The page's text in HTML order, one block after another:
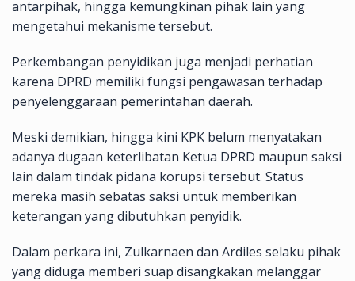
antarpihak, hingga kemungkinan pihak lain yang
mengetahui mekanisme tersebut.
Perkembangan penyidikan juga menjadi perhatian
karena DPRD memiliki fungsi pengawasan terhadap
penyelenggaraan pemerintahan daerah.
Meski demikian, hingga kini KPK belum menyatakan
adanya dugaan keterlibatan Ketua DPRD maupun saksi
lain dalam tindak pidana korupsi tersebut. Status
mereka masih sebatas saksi untuk memberikan
keterangan yang dibutuhkan penyidik.
Dalam perkara ini, Zulkarnaen dan Ardiles selaku pihak
yang diduga memberi suap disangkakan melanggar